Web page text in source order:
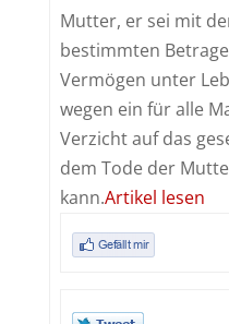
Mutter, er sei mit
bestimmten
Vermögen unter
wegen ein für alle
Verzicht auf das
dem Tode der
kann.Artikel lesen